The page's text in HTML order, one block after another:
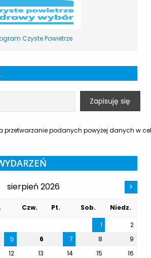
Czyste Powietrze
przetwarzanie podanych powyżej danych w
sierpień 2026 >
Czw. Pt. Sob.
Niedz.
1
2
5 6 7 8
9
12 13 14 15
16